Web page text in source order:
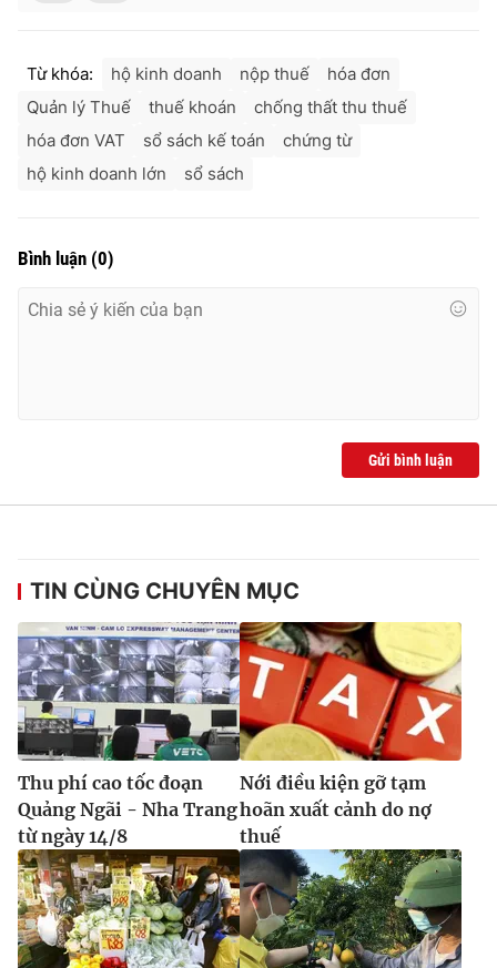
Từ khóa: hộ kinh doanh nộp thuế
hóa đơn
Quản lý Thuế
thuế khoán
chống thất thu thuế
hóa đơn VAT
sổ sách kế toán
chứng từ
hộ kinh doanh lớn
sổ sách
Bình luận (0)
Gửi bình luận
TIN CÙNG CHUYÊN MỤC
Thu phí cao tốc đoạn
Quảng Ngãi - Nha Trang
từ ngày 14/8
Nới điều kiện gỡ tạm
hoãn xuất cảnh do nợ
thuế